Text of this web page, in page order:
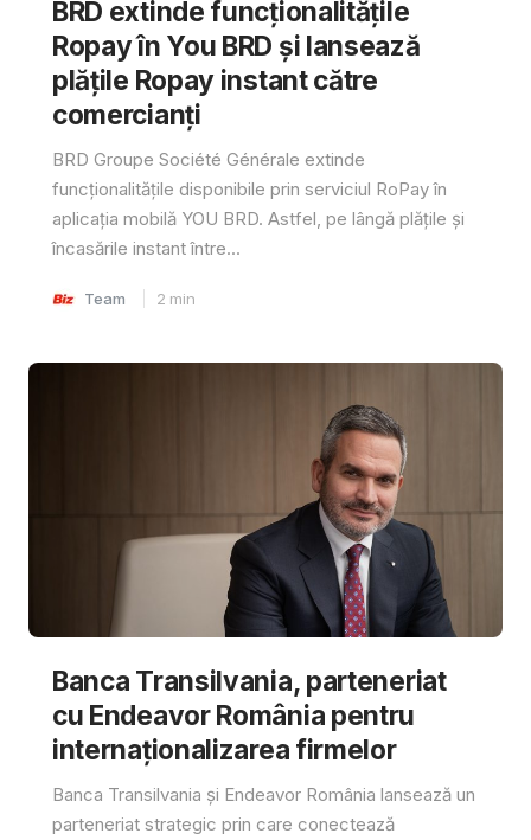
BRD extinde funcționalitățile
Ropay în You BRD și lansează
plățile Ropay instant către
comercianți
BRD Groupe Société Générale extinde
funcționalitățile disponibile prin serviciul RoPay în
aplicația mobilă YOU BRD. Astfel, pe lângă plățile și
încasările instant între...
Team 2 min
Banca Transilvania, parteneriat
cu Endeavor România pentru
internaționalizarea firmelor
Banca Transilvania și Endeavor România lansează un
parteneriat strategic prin care conectează